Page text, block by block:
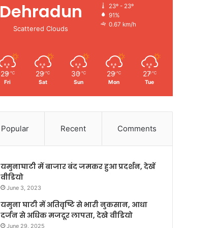
Dehradun
Scattered Clouds
23º - 23º
91%
0.67 km/h
29 ℃
Fri
29 ℃
Sat
30 ℃
Sun
29 ℃
Mon
27 ℃
Tue
Popular Recent Comments
यमुनाघाटी में बाजार बंद जमकर हुआ प्रदर्शन, देखें
वीडियो
June 3, 2023
यमुना घाटी में अतिवृष्टि से भारी नुकसान, आधा
दर्जन से अधिक मजदूर लापता, देखे वीडियो
June 29, 2025